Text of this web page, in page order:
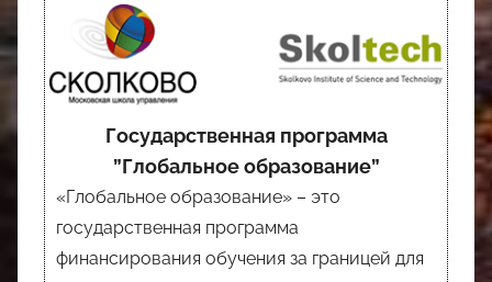
Государственная программа
”Глобальное образование”
«Глобальное образование» – это
государственная программа
финансирования обучения за границей для